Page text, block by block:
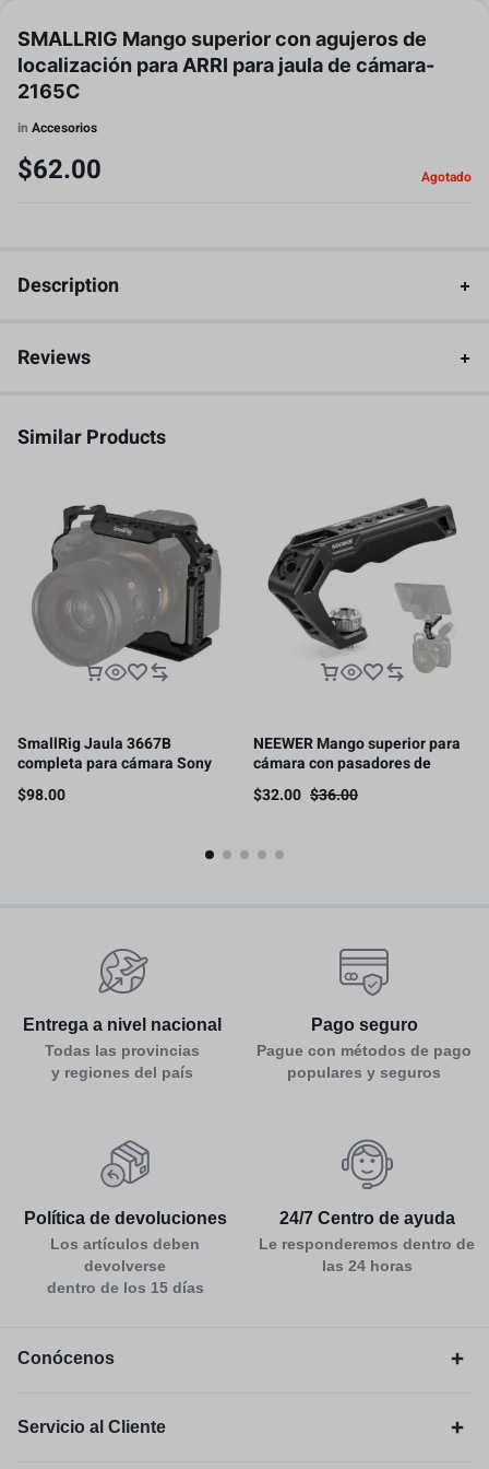
SMALLRIG Mango superior con agujeros de
localización para ARRI para jaula de cámara-
2165C
in Accesorios
$62.00 Agotado
Description
Reviews
Similar Products
SmallRig Jaula 3667B
completa para cámara Sony
Alpha 7R V/IV/S III/A7R
IV/Alpha 1
$98.00
NEEWER Mango superior para
cámara con pasadores de
localización ARRI de 3/8
pulgadas
$32.00 $36.00
Entrega a nivel nacional
Todas las provincias
y regiones del país
Pago seguro
Pague con métodos de pago
populares y seguros
Política de devoluciones
Los artículos deben
devolverse
dentro de los 15 días
24/7 Centro de ayuda
Le responderemos dentro de
las 24 horas
Conócenos
Servicio al Cliente